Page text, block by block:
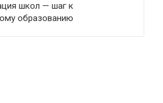
школ — шаг к
образованию